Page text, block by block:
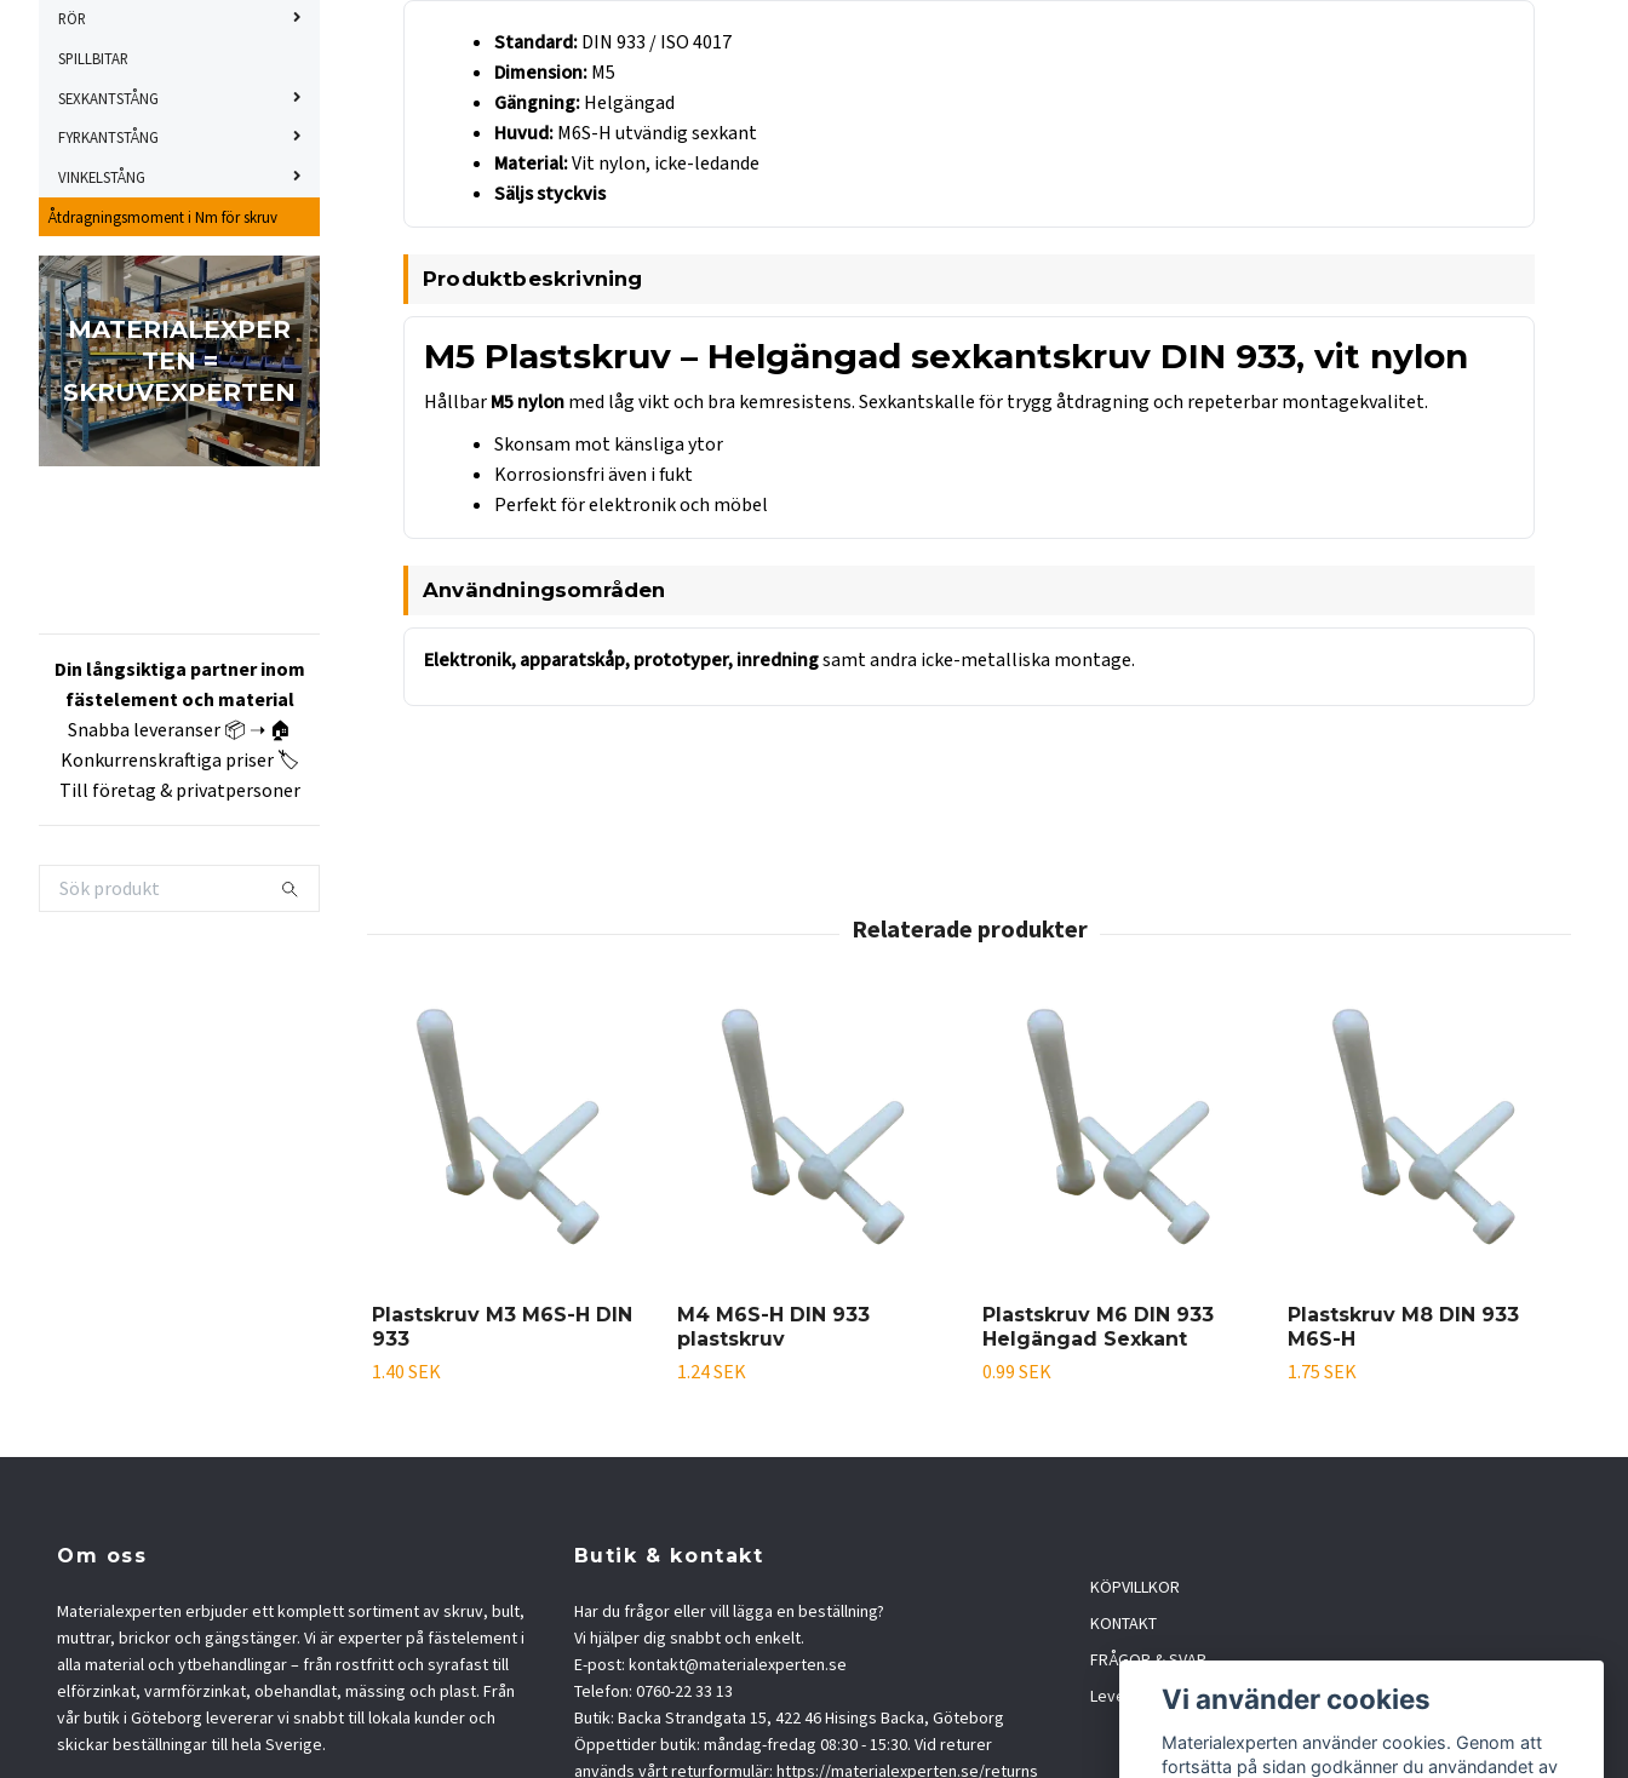
RÖR
SPILLBITAR
SEXKANTSTÅNG
FYRKANTSTÅNG
VINKELSTÅNG
Åtdragningsmoment i Nm för skruv
MATERIALEXPER
TEN =
SKRUVEXPERTEN
Din långsiktiga partner inom
fästelement och material
Snabba leveranser 📦 ➝ 🏠
Konkurrenskraftiga priser 🏷️
Till företag & privatpersoner
Standard:DIN 933 / ISO 4017
Dimension:M5
Gängning:Helgängad
Huvud:M6S-H utvändig sexkant
Material:Vit nylon, icke-ledande
Säljs styckvis
Produktbeskrivning
M5 Plastskruv – Helgängad sexkantskruv DIN 933, vit nylon
HållbarM5 nylonmed låg vikt och bra kemresistens. Sexkantskalle för trygg åtdragning och repeterbar montagekvalitet.
Skonsam mot känsliga ytor
Korrosionsfri även i fukt
Perfekt för elektronik och möbel
Användningsområden
Elektronik, apparatskåp, prototyper, inredningsamt andra icke-metalliska montage.
Plastskruv M3 M6S-H DIN
933
1.40 SEK
M4 M6S-H DIN 933
plastskruv
1.24 SEK
Plastskruv M6 DIN 933
Helgängad Sexkant
0.99 SEK
Plastskruv M8 DIN 933
M6S-H
1.75 SEK
Om oss
Materialexperten erbjuder ett komplett sortiment av skruv, bult,
muttrar, brickor och gängstänger. Vi är experter på fästelement i
alla material och ytbehandlingar – från rostfritt och syrafast till
elförzinkat, varmförzinkat, obehandlat, mässing och plast. Från
vår butik i Göteborg levererar vi snabbt till lokala kunder och
skickar beställningar till hela Sverige.
Butik & kontakt
Har du frågor eller vill lägga en beställning?
Vi hjälper dig snabbt och enkelt.
E-post: kontakt@materialexperten.se
Telefon: 0760-22 33 13
Butik: Backa Strandgata 15, 422 46 Hisings Backa, Göteborg
Öppettider butik: måndag-fredag 08:30 - 15:30. Vid returer
används vårt returformulär: https://materialexperten.se/returns
KÖPVILLKOR
KONTAKT
FRÅGOR & SVAR
Leveranstider & frakt
Vi använder cookies
Materialexperten använder cookies. Genom att
fortsätta på sidan godkänner du användandet av